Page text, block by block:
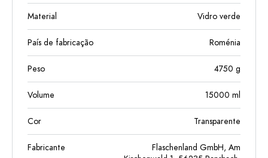
Material Vidro verde
País de fabricação Roménia
Peso 4750 g
Volume 15000 ml
Cor Transparente
Fabricante
Flaschenland GmbH, Am